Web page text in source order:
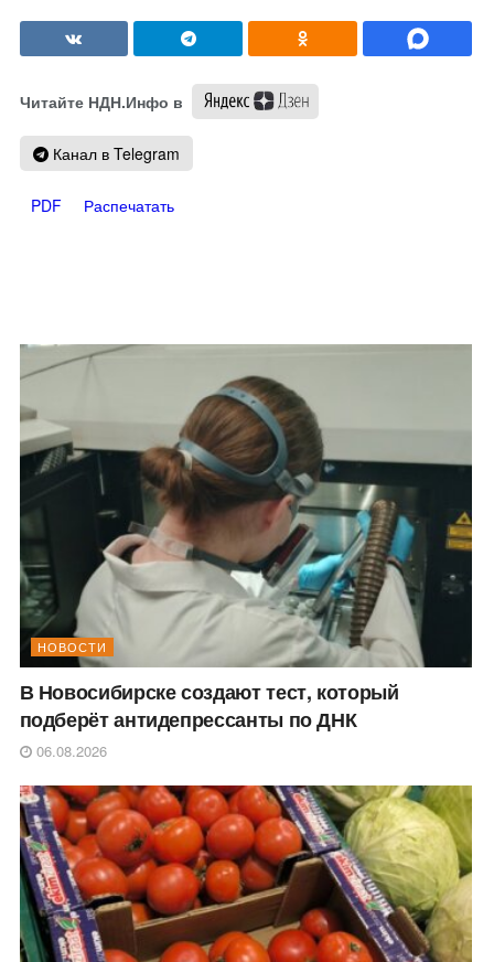
Читайте НДН.Инфо в
Канал в Telegram
PDF Распечатать
НОВОСТИ
В Новосибирске создают тест, который
подберёт антидепрессанты по ДНК
06.08.2026